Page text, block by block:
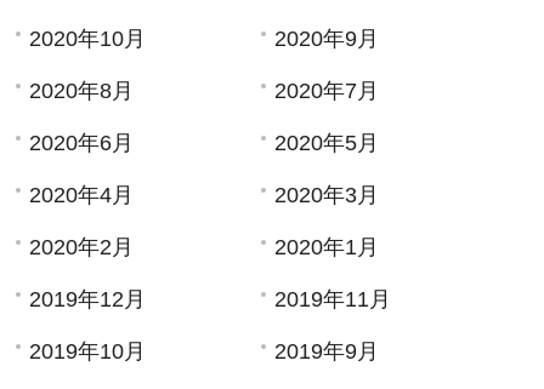
2020年10月 2020年9月
2020年8月 2020年7月
2020年6月 2020年5月
2020年4月 2020年3月
2020年2月 2020年1月
2019年12月 2019年11月
2019年10月 2019年9月